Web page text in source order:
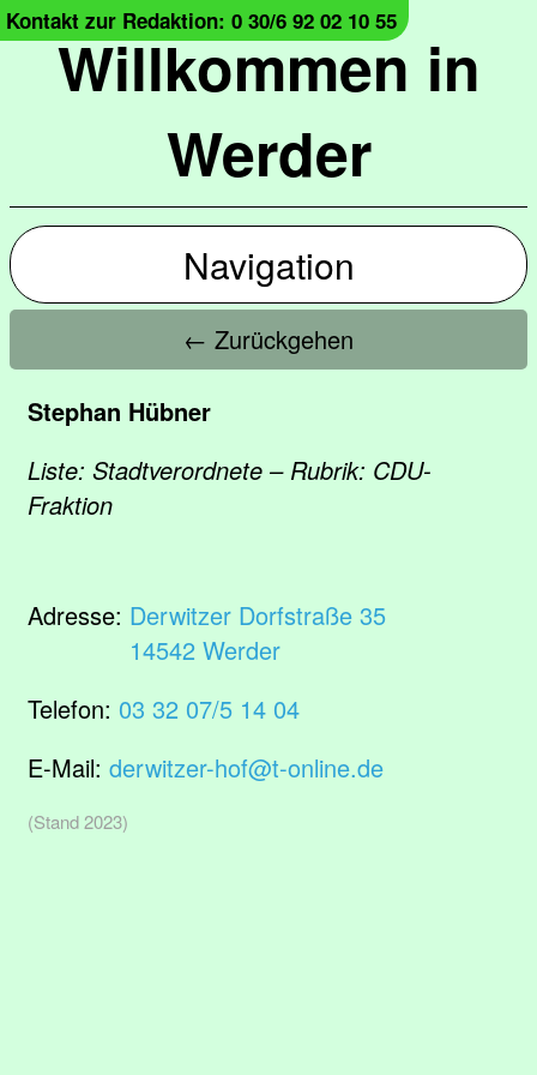
Willkommen in
Werder
Kontakt zur Redaktion: 0 30/6 92 02 10 55
Navigation
← Zurückgehen
Stephan Hübner
Liste: Stadtverordnete – Rubrik: CDU-
Fraktion
Adresse: Derwitzer Dorfstraße 35
14542 Werder
Telefon: 03 32 07/5 14 04
E-Mail: derwitzer-hof@t-online.de
(Stand 2023)